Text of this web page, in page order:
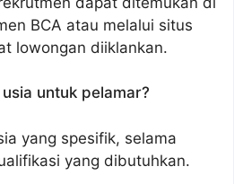
BCA atau melalui situs
lowongan diiklankan.
untuk pelamar?
yang spesifik, selama
yang dibutuhkan.